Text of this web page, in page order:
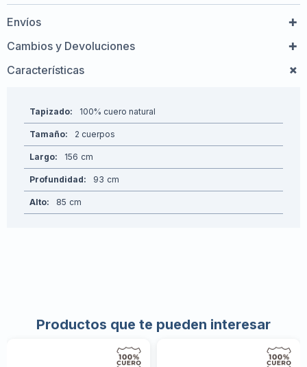
Envíos
Cambios y Devoluciones
Características
Tapizado 100% cuero natural
Tamaño 2 cuerpos
Largo 156
Profundidad 93
Alto 85
Productos que te pueden interesar